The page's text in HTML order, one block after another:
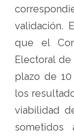
validación.
que el
Electoral
plazo de
los
viabilidad